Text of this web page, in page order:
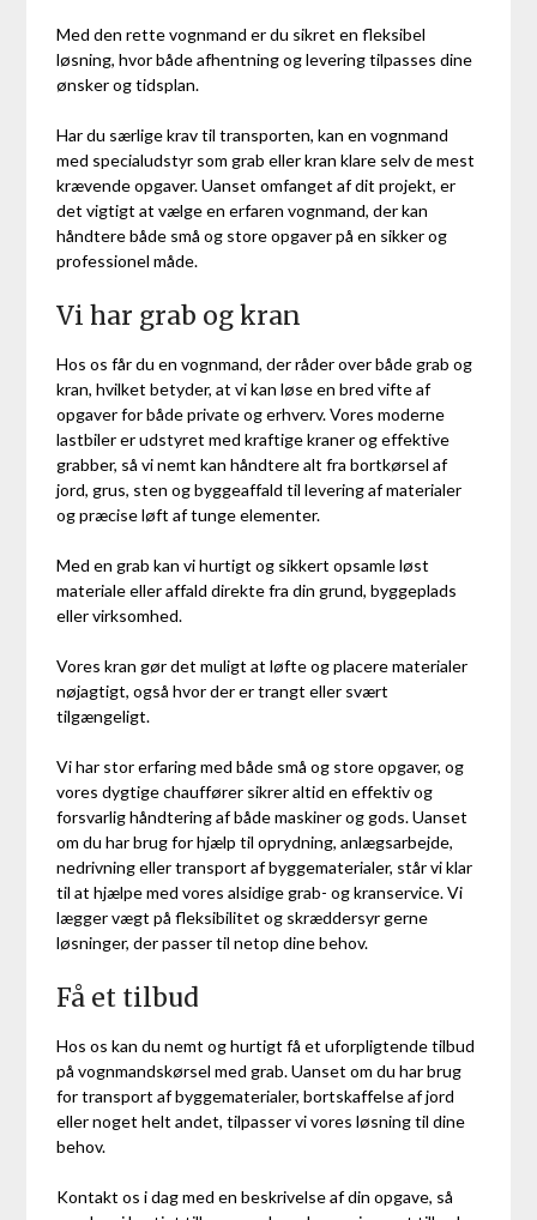
Med den rette vognmand er du sikret en fleksibel
løsning, hvor både afhentning og levering tilpasses dine
ønsker og tidsplan.
Har du særlige krav til transporten, kan en vognmand
med specialudstyr som grab eller kran klare selv de mest
krævende opgaver. Uanset omfanget af dit projekt, er
det vigtigt at vælge en erfaren vognmand, der kan
håndtere både små og store opgaver på en sikker og
professionel måde.
Vi har grab og kran
Hos os får du en vognmand, der råder over både grab og
kran, hvilket betyder, at vi kan løse en bred vifte af
opgaver for både private og erhverv. Vores moderne
lastbiler er udstyret med kraftige kraner og effektive
grabber, så vi nemt kan håndtere alt fra bortkørsel af
jord, grus, sten og byggeaffald til levering af materialer
og præcise løft af tunge elementer.
Med en grab kan vi hurtigt og sikkert opsamle løst
materiale eller affald direkte fra din grund, byggeplads
eller virksomhed.
Vores kran gør det muligt at løfte og placere materialer
nøjagtigt, også hvor der er trangt eller svært
tilgængeligt.
Vi har stor erfaring med både små og store opgaver, og
vores dygtige chauffører sikrer altid en effektiv og
forsvarlig håndtering af både maskiner og gods. Uanset
om du har brug for hjælp til oprydning, anlægsarbejde,
nedrivning eller transport af byggematerialer, står vi klar
til at hjælpe med vores alsidige grab- og kranservice. Vi
lægger vægt på fleksibilitet og skræddersyr gerne
løsninger, der passer til netop dine behov.
Få et tilbud
Hos os kan du nemt og hurtigt få et uforpligtende tilbud
på vognmandskørsel med grab. Uanset om du har brug
for transport af byggematerialer, bortskaffelse af jord
eller noget helt andet, tilpasser vi vores løsning til dine
behov.
Kontakt os i dag med en beskrivelse af din opgave, så